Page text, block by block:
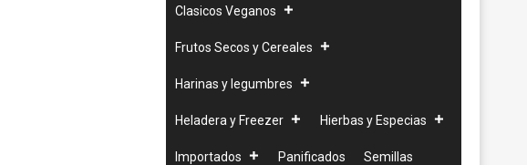
Clasicos Veganos
Frutos Secos y Cereales
Harinas y legumbres
Heladera y Freezer Hierbas y Especias
Importados Panificados Semillas